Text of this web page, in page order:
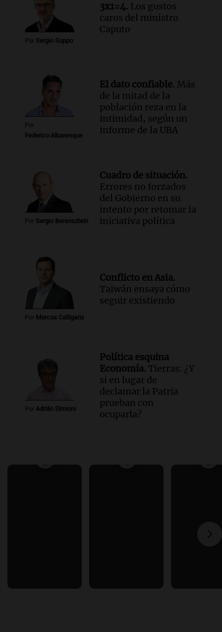
Episodios
Por Sergio Suppo
3x1=4. Los gustos
caros del ministro
Caputo
Por
Federico Albarenque
El dato confiable. Más
de la mitad de la
población reza en la
intimidad, según un
informe de la UBA
Por Sergio Berensztein
Cuadro de situación.
Errores no forzados
del Gobierno en su
intento por retomar la
iniciativa política
Por Marcos Calligaris
Conflicto en Asia.
Taiwán ensaya cómo
seguir existiendo
Por Adrián Simioni
Política esquina
Economía. Tierras: ¿Y
si en lugar de
declamar la Patria
prueban con
ocuparla?